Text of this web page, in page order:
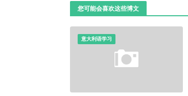
您可能会喜欢这些博文
意大利语学习